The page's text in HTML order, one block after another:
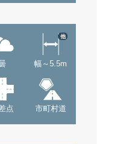
幅～5.5m
他
点 市町村道